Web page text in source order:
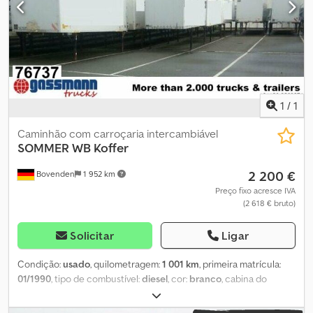
1 / 1
Bovenden 1 952 km
Caminhão com carroçaria intercambiável
SOMMER WB Koffer
2 200 €
Preço fixo acresce IVA
(2 618 € bruto)
Solicitar Ligar
Condição:usado, quilometragem:1 001 km, primeira matrícula:
01/1990, tipo de combustível:diesel, cor: branco, cabina do
, tipo de engrenagem:
espaço de carga:6 900 mm, largura do espaço de carga:2 430